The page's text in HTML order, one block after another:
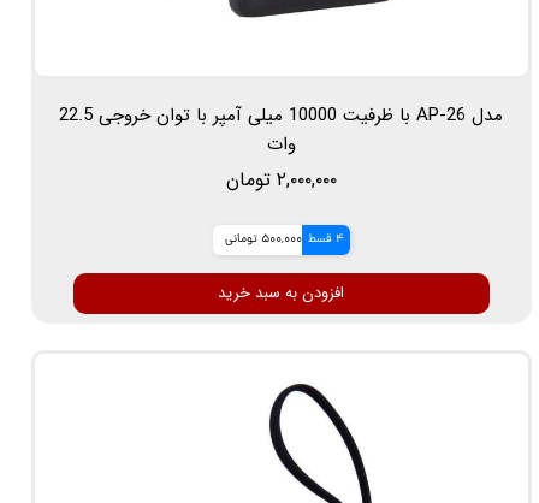
مدل AP-26 با ظرفیت 10000 میلی آمپر با توان خروجی 22.5
وات
۲,۰۰۰,۰۰۰ تومان
4 قسط 500,000 تومانی
افزودن به سبد خرید